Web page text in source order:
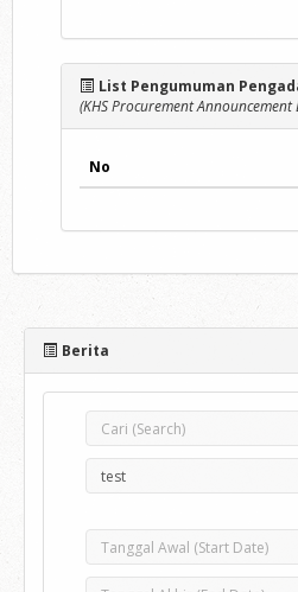
List Pengumuman
(KHS Procurement Announcement
No
Berita